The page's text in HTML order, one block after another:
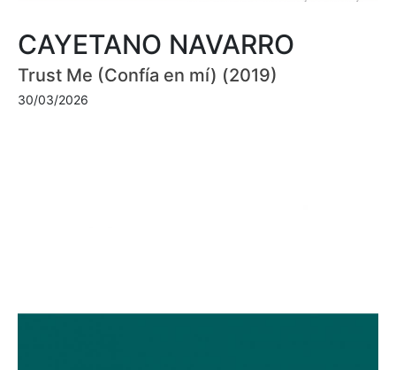
CAYETANO NAVARRO
Trust Me (Confía en mí) (2019)
30/03/2026